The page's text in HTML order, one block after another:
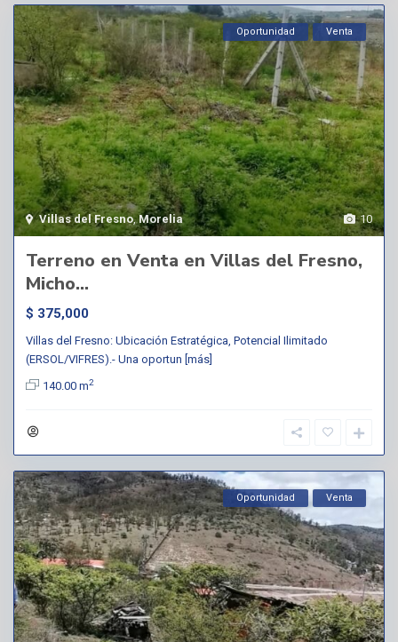
10
Villas del Fresno,Morelia
Oportunidad Venta
Terreno en Venta en Villas del Fresno,
Micho...
$ 375,000
Villas del Fresno: Ubicación Estratégica, Potencial Ilimitado
(ERSOL/VIFRES).- Una oportun [más]
140.00 m2
Oportunidad Venta